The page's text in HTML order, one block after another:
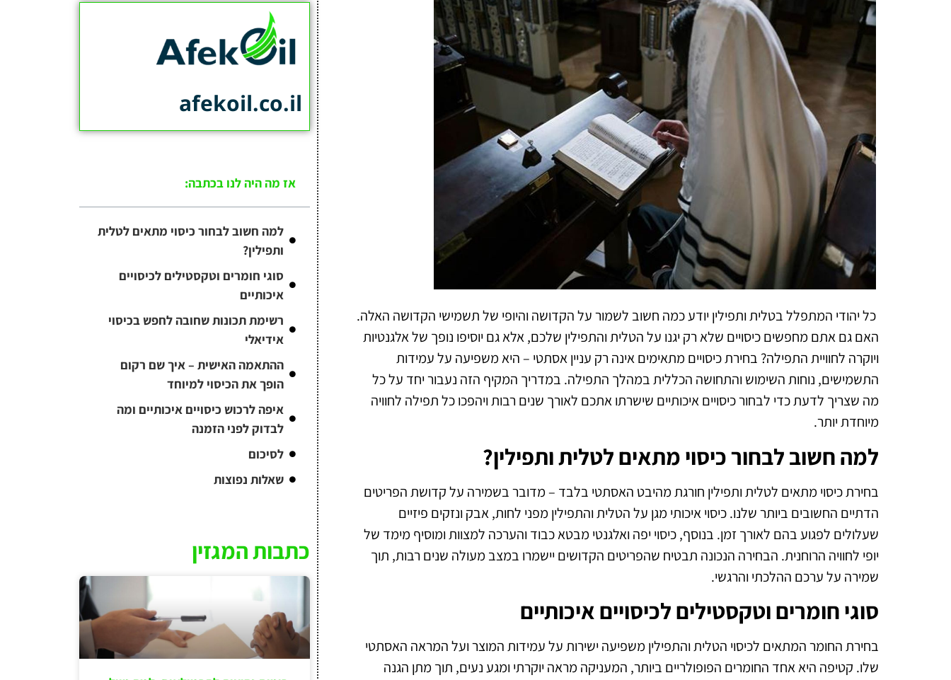
כל יהודי המתפלל בטלית ותפילין יודע כמה חשוב לשמור על הקדושה והיופי של תשמישי הקדושה האלה.
האם גם אתם מחפשים כיסויים שלא רק יגנו על הטלית והתפילין שלכם, אלא גם יוסיפו נופך של אלגנטיות
ויוקרה לחוויית התפילה? בחירת כיסויים מתאימים אינה רק עניין אסתטי – היא משפיעה על עמידות
התשמישים, נוחות השימוש והתחושה הכללית במהלך התפילה. במדריך המקיף הזה נעבור יחד על כל
מה שצריך לדעת כדי לבחור כיסויים איכותיים שישרתו אתכם לאורך שנים רבות ויהפכו כל תפילה לחוויה
מיוחדת יותר.
למה חשוב לבחור כיסוי מתאים לטלית ותפילין?
בחירת כיסוי מתאים לטלית ותפילין חורגת מהיבט האסתטי בלבד – מדובר בשמירה על קדושת הפריטים
הדתיים החשובים ביותר שלנו. כיסוי איכותי מגן על הטלית והתפילין מפני לחות, אבק ונזקים פיזיים
שעלולים לפגוע בהם לאורך זמן. בנוסף, כיסוי יפה ואלגנטי מבטא כבוד והערכה למצוות ומוסיף מימד של
יופי לחוויה הרוחנית. הבחירה הנכונה תבטיח שהפריטים הקדושים יישמרו במצב מעולה שנים רבות, תוך
שמירה על ערכם ההלכתי והרגשי.
סוגי חומרים וטקסטילים לכיסויים איכותיים
בחירת החומר המתאים לכיסוי הטלית והתפילין משפיעה ישירות על עמידות המוצר ועל המראה האסתטי
שלו. קטיפה היא אחד החומרים הפופולריים ביותר, המעניקה מראה יוקרתי ומגע נעים, תוך מתן הגנה
afekoil.co.il
אז מה היה לנו בכתבה:
למה חשוב לבחור כיסוי מתאים לטלית
ותפילין?
סוגי חומרים וטקסטילים לכיסויים
איכותיים
רשימת תכונות שחובה לחפש בכיסוי
אידיאלי
ההתאמה האישית – איך שם רקום
הופך את הכיסוי למיוחד
איפה לרכוש כיסויים איכותיים ומה
לבדוק לפני הזמנה
לסיכום
שאלות נפוצות
כתבות המגזין